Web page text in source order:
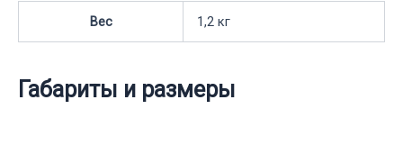
Вес 1,2 кг
Габариты и размеры